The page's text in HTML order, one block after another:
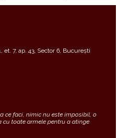
et. 7, ap. 43, Sector 6, București
ce faci, nimic nu este imposibil, o
toate armele pentru a atinge